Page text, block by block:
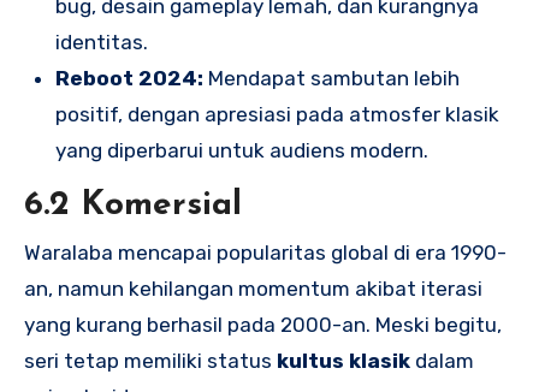
bug, desain gameplay lemah, dan kurangnya
identitas.
Reboot 2024: Mendapat sambutan lebih
positif, dengan apresiasi pada atmosfer klasik
yang diperbarui untuk audiens modern.
6.2 Komersial
Waralaba mencapai popularitas global di era 1990-
an, namun kehilangan momentum akibat iterasi
yang kurang berhasil pada 2000-an. Meski begitu,
seri tetap memiliki status kultus klasik dalam